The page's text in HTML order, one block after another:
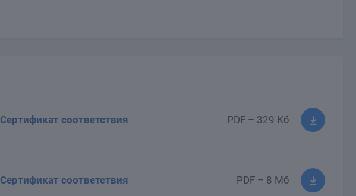
Сертификат соответствия PDF – 329 Кб
Сертификат соответствия PDF – 8 Мб